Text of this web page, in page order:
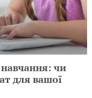
чи
для вашої